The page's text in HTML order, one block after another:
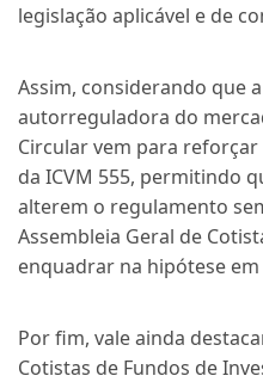
legislação aplicável e de
Assim, considerando que
autorreguladora do
Circular vem para
da ICVM 555, permitindo
alterem o regulamento
Assembleia Geral de
enquadrar na hipótese
Por fim, vale ainda
Cotistas de Fundos de